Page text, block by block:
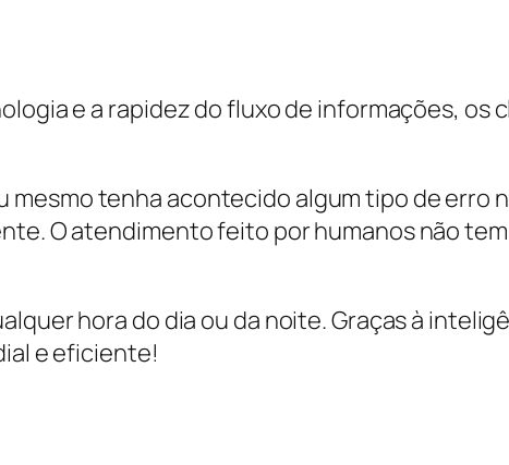
e a rapidez do fluxo de informações, os
tenha acontecido algum tipo de erro
O atendimento feito por humanos não
hora do dia ou da noite. Graças à
e eficiente!